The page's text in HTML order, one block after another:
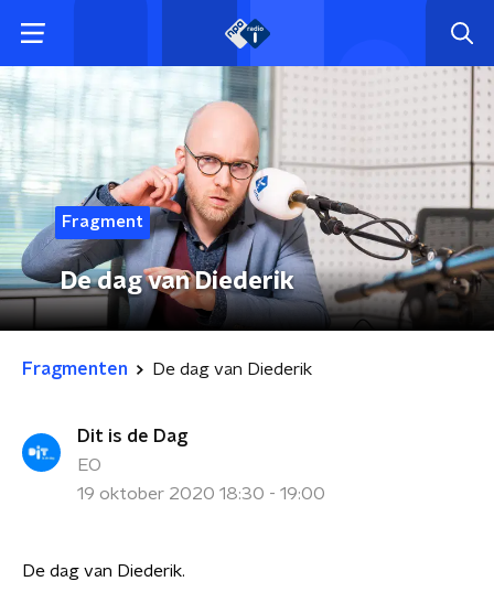
Fragment
De dag van Diederik
Fragmenten De dag van Diederik
Dit is de Dag
EO
19 oktober 2020 18:30 - 19:00
De dag van Diederik.